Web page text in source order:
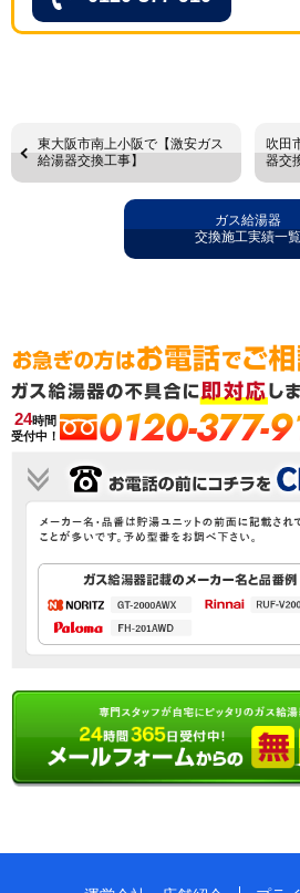
東大阪市南上小阪で【激安ガス
給湯器交換工事】
吹田
器交
ガス給湯器
交換施工実績一覧
24時間
受付中！
0120-377-